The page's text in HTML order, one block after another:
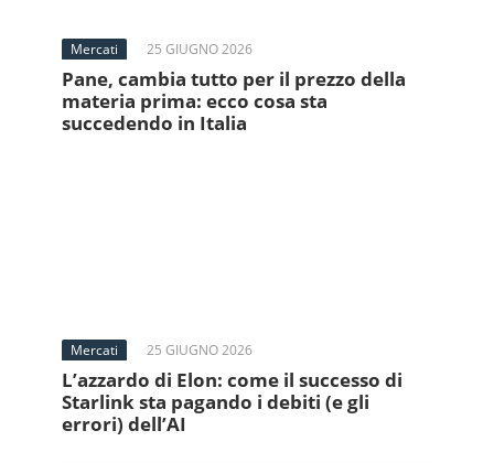
Mercati 25 GIUGNO 2026
Pane, cambia tutto per il prezzo della
materia prima: ecco cosa sta
succedendo in Italia
Mercati 25 GIUGNO 2026
L’azzardo di Elon: come il successo di
Starlink sta pagando i debiti (e gli
errori) dell’AI